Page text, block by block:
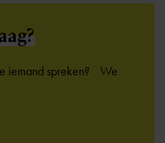
iemand spreken? We